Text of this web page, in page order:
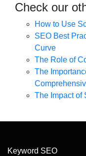
Check our
How to Use
SEO Best
Curve
The Role of
The
The Impact of
Keyword SEO